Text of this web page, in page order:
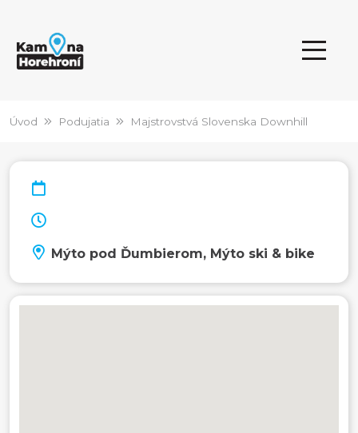
Úvod Podujatia Majstrovstvá Slovenska Downhill
Mýto pod Ďumbierom, Mýto ski & bike